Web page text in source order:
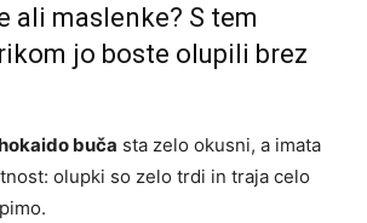
ali maslenke? S tem
jo boste olupili brez
buča sta zelo okusni, a imata
olupki so zelo trdi in traja celo